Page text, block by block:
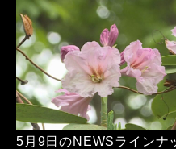
5月9日のNEWSラインナ